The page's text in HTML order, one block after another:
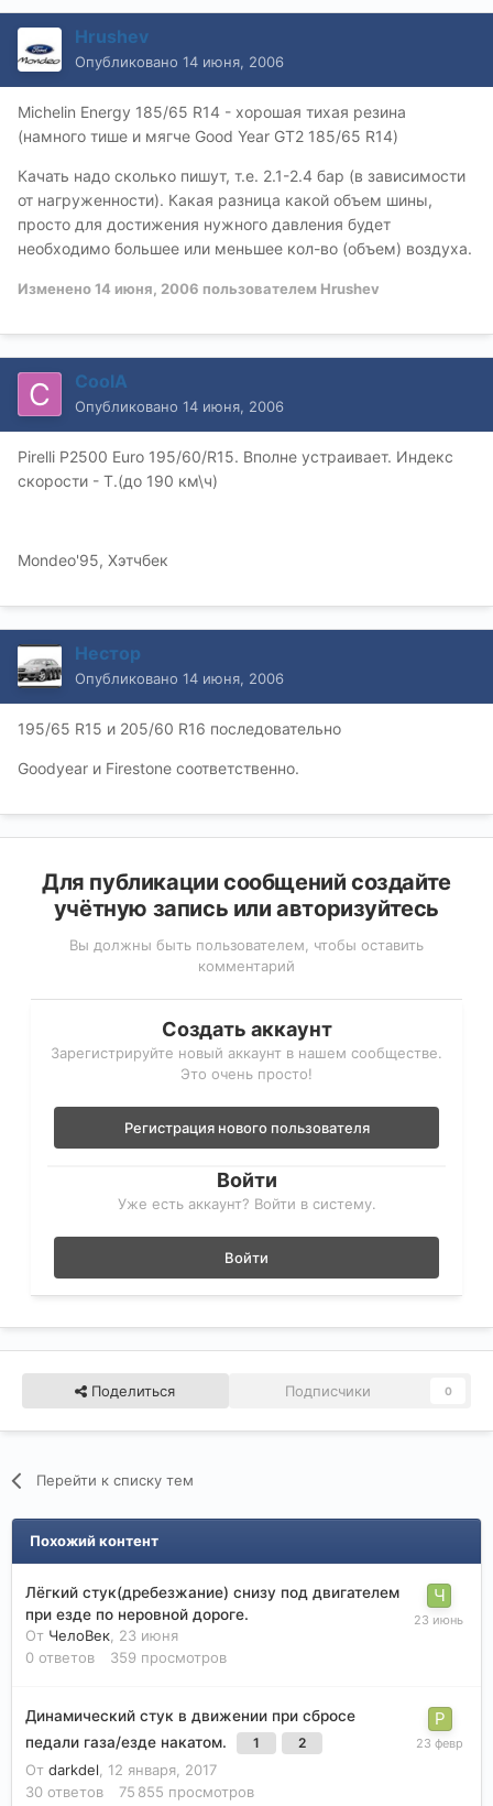
Hrushev
Опубликовано 14 июня, 2006
Michelin Energy 185/65 R14 - хорошая тихая резина
(намного тише и мягче Good Year GT2 185/65 R14)
Качать надо сколько пишут, т.е. 2.1-2.4 бар (в зависимости
от нагруженности). Какая разница какой объем шины,
просто для достижения нужного давления будет
необходимо большее или меньшее кол-во (объем) воздуха.
Изменено14 июня, 2006 пользователем Hrushev
CoolA
Опубликовано 14 июня, 2006
Pirelli P2500 Euro 195/60/R15. Вполне устраивает. Индекс
скорости - Т.(до 190 км\ч)
Mondeo'95, Хэтчбек
Нестор
Опубликовано 14 июня, 2006
195/65 R15 и 205/60 R16 последовательно
Goodyear и Firestone соответственно.
Для публикации сообщений создайте
учётную запись или авторизуйтесь
Вы должны быть пользователем, чтобы оставить
комментарий
Создать аккаунт
Зарегистрируйте новый аккаунт в нашем сообществе.
Это очень просто!
Регистрация нового пользователя
Войти
Уже есть аккаунт? Войти в систему.
Войти
Поделиться Подписчики 0
Перейти к списку тем
Похожий контент
Лёгкий стук(дребезжание) снизу под двигателем
при езде по неровной дороге.
От ЧелоВек 23 июня
0 ответов 359 просмотров
Динамический стук в движении при сбросе
педали газа/езде накатом.
1 2
От darkdel
12 января, 2017
30 ответов 75 855 просмотров